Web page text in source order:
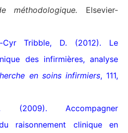
méthodologique. Elsevier-
Tribble, D. (2012). Le
des infirmières, analyse
en soins infirmiers, 111,
(2009). Accompagner
du raisonnement clinique en